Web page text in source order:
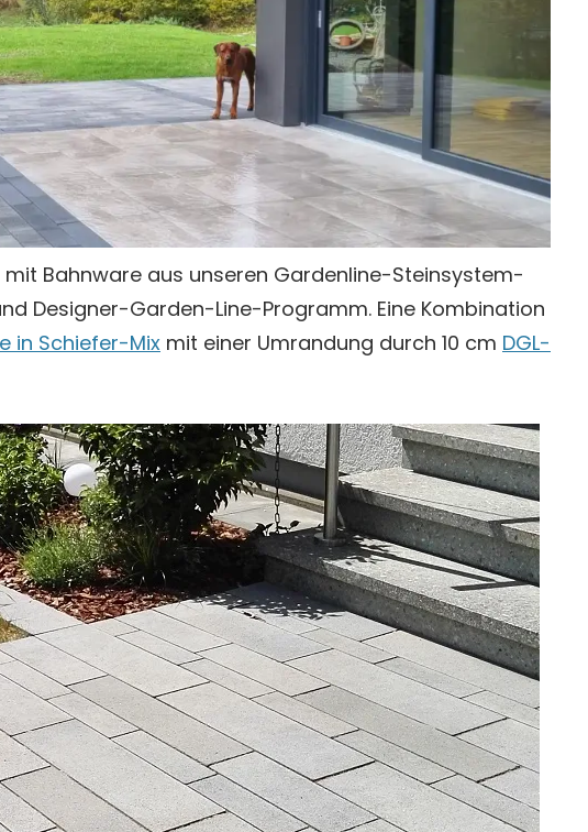
mit Bahnware aus unseren Gardenline-Steinsystem-
Designer-Garden-Line-Programm. Eine Kombination
in Schiefer-Mix mit einer Umrandung durch 10 cm DGL-